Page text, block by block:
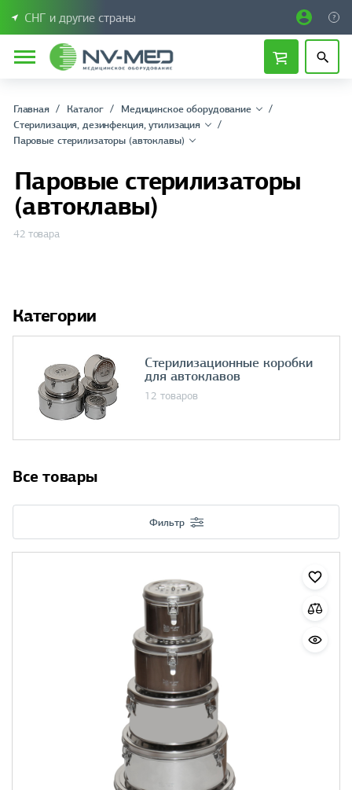
СНГ и другие страны
Главная Каталог
Медицинское оборудование
Стерилизация, дезинфекция, утилизация
Паровые стерилизаторы (автоклавы)
Паровые стерилизаторы
(автоклавы)
42 товара
Категории
Стерилизационные коробки
для автоклавов
12 товаров
Все товары
Фильтр